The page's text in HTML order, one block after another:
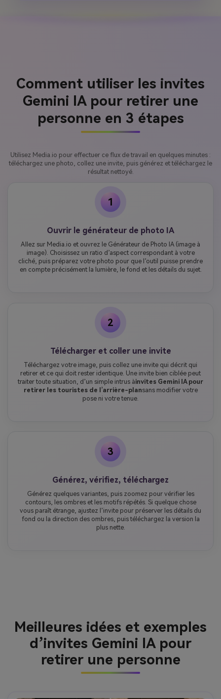
Comment utiliser les invites
Gemini IA pour retirer une
personne en 3 étapes
Utilisez Media.io pour effectuer ce flux de travail en quelques minutes :
téléchargez une photo, collez une invite, puis générez et téléchargez le
résultat nettoyé.
1
Ouvrir le générateur de photo IA
Allez sur Media.io et ouvrez le Générateur de Photo IA (image à
image). Choisissez un ratio d’aspect correspondant à votre
cliché, puis préparez votre photo pour que l’outil puisse prendre
en compte précisément la lumière, le fond et les détails du sujet.
2
Télécharger et coller une invite
Téléchargez votre image, puis collez une invite qui décrit qui
retirer et ce qui doit rester identique. Une invite bien ciblée peut
traiter toute situation, d’un simple intrus àinvites Gemini IA pour
retirer les touristes de l’arrière-plansans modifier votre
pose ni votre tenue.
3
Générez, vérifiez, téléchargez
Générez quelques variantes, puis zoomez pour vérifier les
contours, les ombres et les motifs répétés. Si quelque chose
vous paraît étrange, ajustez l’invite pour préserver les détails du
fond ou la direction des ombres, puis téléchargez la version la
plus nette.
Meilleures idées et exemples
d’invites Gemini IA pour
retirer une personne